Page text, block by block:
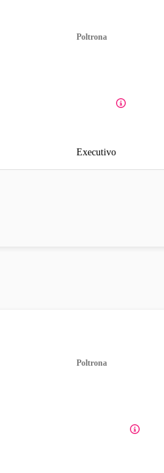
Poltrona
Executivo
Poltrona